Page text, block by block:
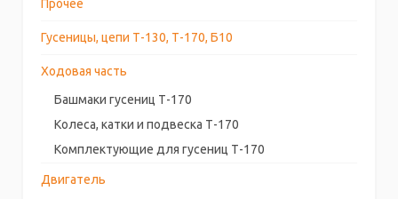
Прочее
Гусеницы, цепи Т-130, Т-170, Б10
Ходовая часть
Башмаки гусениц Т-170
Колеса, катки и подвеска Т-170
Комплектующие для гусениц Т-170
Двигатель